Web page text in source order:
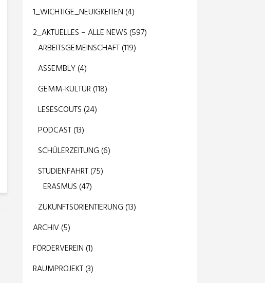
1_WICHTIGE_NEUIGKEITEN (4)
2_AKTUELLES – ALLE NEWS (597)
ARBEITSGEMEINSCHAFT(119)
ASSEMBLY(4)
GEMM-KULTUR(118)
LESESCOUTS (24)
PODCAST(13)
SCHÜLERZEITUNG (6)
STUDIENFAHRT(75)
ERASMUS (47)
ZUKUNFTSORIENTIERUNG (13)
ARCHIV(5)
FÖRDERVEREIN (1)
RAUMPROJEKT(3)